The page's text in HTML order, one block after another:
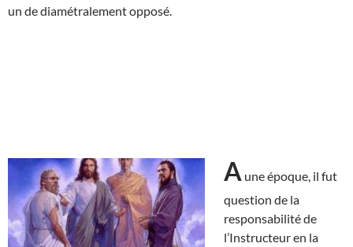
un de diamétralement opposé.
A une époque, il fut
question de la
responsabilité de
l’Instructeur en la